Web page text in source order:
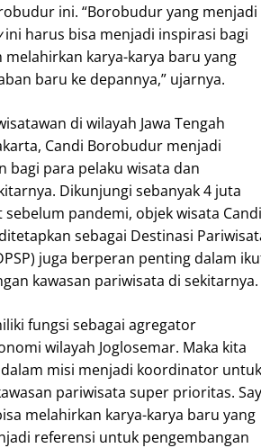
ini. “Borobudur yang menjadi
ini harus bisa menjadi inspirasi bagi
melahirkan karya-karya baru yang
baru ke depannya,” ujarnya.
di wilayah Jawa Tengah
Candi Borobudur menjadi
bagi para pelaku wisata dan
Dikunjungi sebanyak 4 juta
sebelum pandemi, objek wisata Candi
sebagai Destinasi
juga berperan penting dalam
kawasan pariwisata di sekitarnya.
fungsi sebagai agregator
wilayah Joglosemar. Maka kita
misi menjadi koordinator untuk
pariwisata super prioritas.
melahirkan karya-karya baru yang
referensi untuk pengembangan